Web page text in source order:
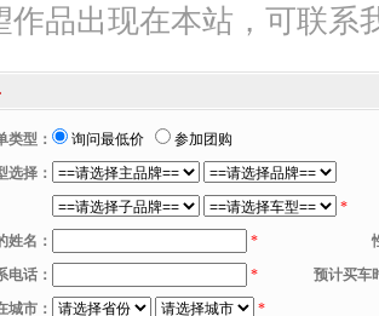
作品出现在本站，可联系
类型： 询问最低价
参加团购
选择：
*
姓名：
*
电话：
*
预计买车
城市：
*